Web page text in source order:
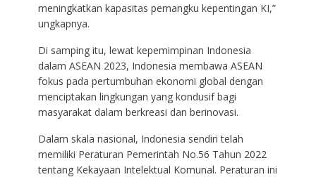
meningkatkan kapasitas pemangku kepentingan KI,”
ungkapnya.
Di samping itu, lewat kepemimpinan Indonesia
dalam ASEAN 2023, Indonesia membawa ASEAN
fokus pada pertumbuhan ekonomi global dengan
menciptakan lingkungan yang kondusif bagi
masyarakat dalam berkreasi dan berinovasi.
Dalam skala nasional, Indonesia sendiri telah
memiliki Peraturan Pemerintah No.56 Tahun 2022
tentang Kekayaan Intelektual Komunal. Peraturan ini